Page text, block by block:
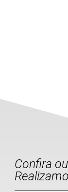
Confira